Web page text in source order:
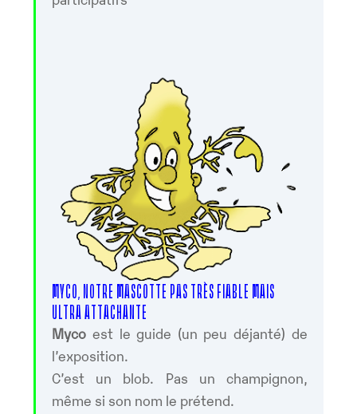
MYCO, NOTRE MASCOTTE PAS TRÈS FIABLE MAIS
ULTRA ATTACHANTE
Myco est le guide (un peu déjanté) de
l’exposition.
C’est un blob. Pas un champignon,
même si son nom le prétend.